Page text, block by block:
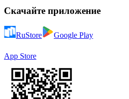
Скачайте приложение
RuStore Google Play
App Store